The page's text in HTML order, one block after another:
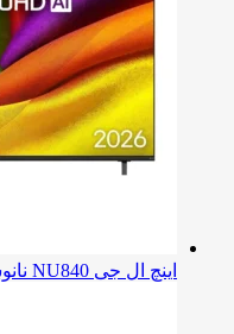
اینچ ال جی NU840 نانوسل 2026 مدل 55NU840B